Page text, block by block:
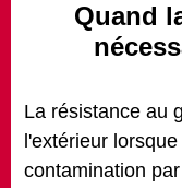
Quand
La résistance au
l'extérieur
contamination